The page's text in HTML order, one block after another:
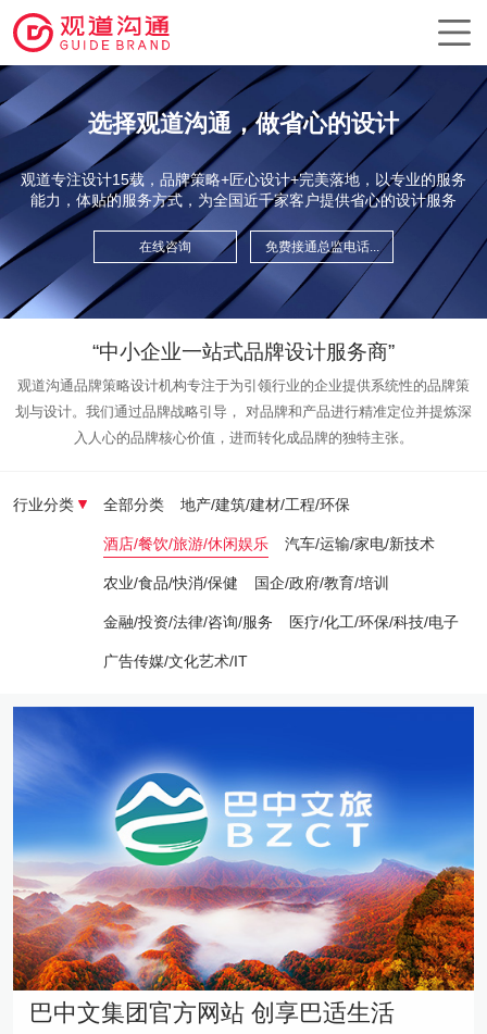
选择观道沟通，做省心的设计
观道专注设计15载，品牌策略+匠心设计+完美落地，以专业的服务
能力，体贴的服务方式，为全国近千家客户提供省心的设计服务
在线咨询 免费接通总监电话...
“中小企业一站式品牌设计服务商”
观道沟通品牌策略设计机构专注于为引领行业的企业提供系统性的品牌策
划与设计。我们通过品牌战略引导，
对品牌和产品进行精准定位并提炼深
入人心的品牌核心价值，进而转化成品牌的独特主张。
行业分类 全部分类 地产/建筑/建材/工程/环保
酒店/餐饮/旅游/休闲娱乐 汽车/运输/家电/新技术
农业/食品/快消/保健 国企/政府/教育/培训
金融/投资/法律/咨询/服务 医疗/化工/环保/科技/电子
广告传媒/文化艺术/IT
巴中文集团官方网站 创享巴适生活